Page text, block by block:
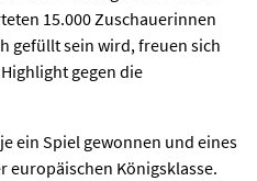
15.000 Zuschauerinnen
gefüllt sein wird, freuen sich
gegen die
ein Spiel gewonnen und eines
europäischen Königsklasse.